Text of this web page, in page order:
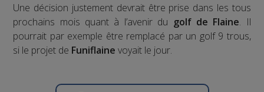
Une décision justement devrait être prise dans les tous
prochains mois quant à l’avenir du golf de Flaine. Il
pourrait par exemple être remplacé par un golf 9 trous,
si le projet de Funiflaine voyait le jour.